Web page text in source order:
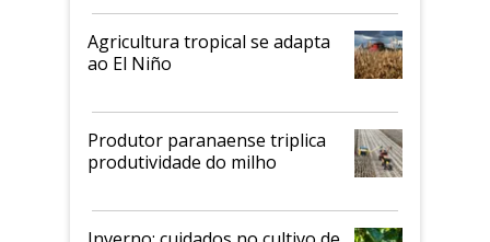
Agricultura tropical se adapta
ao El Niño
Produtor paranaense triplica
produtividade do milho